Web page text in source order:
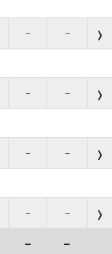
– –
– –
– –
– –
– –